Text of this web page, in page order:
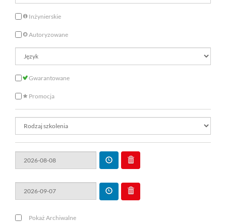
Inżynierskie
Autoryzowane
Gwarantowane
Promocja
Pokaż Archiwalne